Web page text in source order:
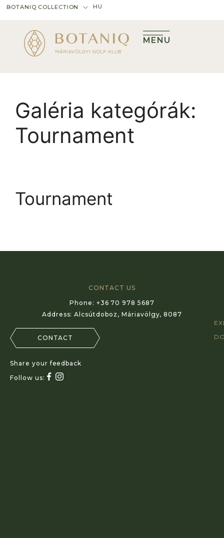
BOTANIQ COLLECTION HU
MENU
Galéria kategórák:
Tournament
Tournament
CONTACT US
Phone: +36 70 978 5687
Address:Alcsútdoboz, Máriavölgy, 8087
CONTACT
Share your feedback
Follow us: